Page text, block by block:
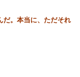
だ。本当に、ただそれ